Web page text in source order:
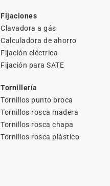
Fijaciones
Clavadora a gás
Calculadora de ahorro
Fijación eléctrica
Fijación para SATE
Tornillería
Tornillos punto broca
Tornillos rosca madera
Tornillos rosca chapa
Tornillos rosca plástico